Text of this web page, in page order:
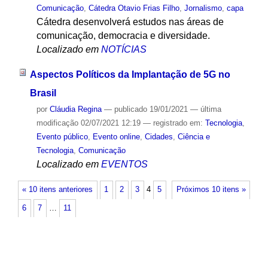
Comunicação, Cátedra Otavio Frias Filho, Jornalismo, capa
Cátedra desenvolverá estudos nas áreas de
comunicação, democracia e diversidade.
Localizado em NOTÍCIAS
Aspectos Políticos da Implantação de 5G no
Brasil
por Cláudia Regina — publicado19/01/2021 — última
modificação02/07/2021 12:19 — registrado em: Tecnologia,
Evento público, Evento online, Cidades, Ciência e
Tecnologia, Comunicação
Localizado em EVENTOS
« 10 itens anteriores Próximos 10 itens »
1 2 3 4 5
6 7 … 11